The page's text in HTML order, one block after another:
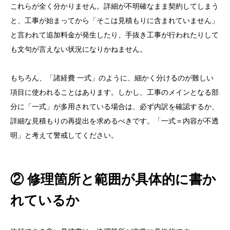
これらが全く分かりません。詳細が不明確なまま契約してしまう
と、工事が始まってから「そこは見積もりに含まれていません」
と言われて追加料金が発生したり、手抜き工事が行われたりして
も文句が言えない状況になりかねません。
もちろん、「諸経費 一式」のように、細かく分けるのが難しい
項目に使われることはあります。しかし、工事のメインとなる部
分に「一式」が多用されている場合は、必ず内訳を確認するか、
詳細な見積もりの再提出を求めるべきです。「一式＝内容が不透
明」と考えて警戒してください。
② 修理箇所と範囲が具体的に書か
れているか